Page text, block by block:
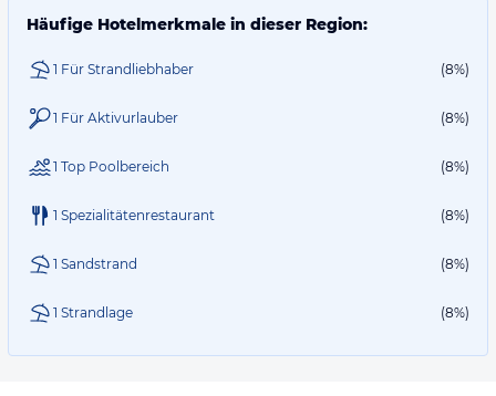
Häufige Hotelmerkmale in dieser Region:
1 Für Strandliebhaber (8%)
1 Für Aktivurlauber (8%)
1 Top Poolbereich (8%)
1 Spezialitätenrestaurant (8%)
1 Sandstrand (8%)
1 Strandlage (8%)